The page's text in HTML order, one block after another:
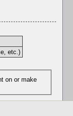
etc.)